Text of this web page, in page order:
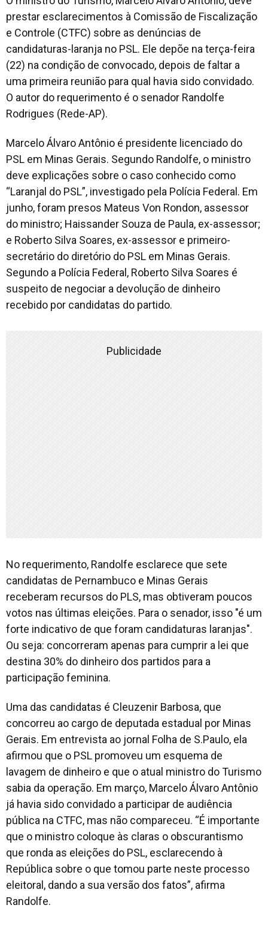
prestar esclarecimentos à Comissão de Fiscalização
e Controle (CTFC) sobre as denúncias de
candidaturas-laranja no PSL. Ele depõe na terça-feira
(22) na condição de convocado, depois de faltar a
uma primeira reunião para qual havia sido convidado.
O autor do requerimento é o senador Randolfe
Rodrigues (Rede-AP).
Marcelo Álvaro Antônio é presidente licenciado do
PSL em Minas Gerais. Segundo Randolfe, o ministro
deve explicações sobre o caso conhecido como
“Laranjal do PSL”, investigado pela Polícia Federal. Em
junho, foram presos Mateus Von Rondon, assessor
do ministro; Haissander Souza de Paula, ex-assessor;
e Roberto Silva Soares, ex-assessor e primeiro-
secretário do diretório do PSL em Minas Gerais.
Segundo a Polícia Federal, Roberto Silva Soares é
suspeito de negociar a devolução de dinheiro
recebido por candidatas do partido.
Publicidade
No requerimento, Randolfe esclarece que sete
candidatas de Pernambuco e Minas Gerais
receberam recursos do PLS, mas obtiveram poucos
votos nas últimas eleições. Para o senador, isso "é um
forte indicativo de que foram candidaturas laranjas".
Ou seja: concorreram apenas para cumprir a lei que
destina 30% do dinheiro dos partidos para a
participação feminina.
Uma das candidatas é Cleuzenir Barbosa, que
concorreu ao cargo de deputada estadual por Minas
Gerais. Em entrevista ao jornal Folha de S.Paulo, ela
afirmou que o PSL promoveu um esquema de
lavagem de dinheiro e que o atual ministro do Turismo
sabia da operação. Em março, Marcelo Álvaro Antônio
já havia sido convidado a participar de audiência
pública na CTFC, mas não compareceu. “É importante
que o ministro coloque às claras o obscurantismo
que ronda as eleições do PSL, esclarecendo à
República sobre o que tomou parte neste processo
eleitoral, dando a sua versão dos fatos”, afirma
Randolfe.